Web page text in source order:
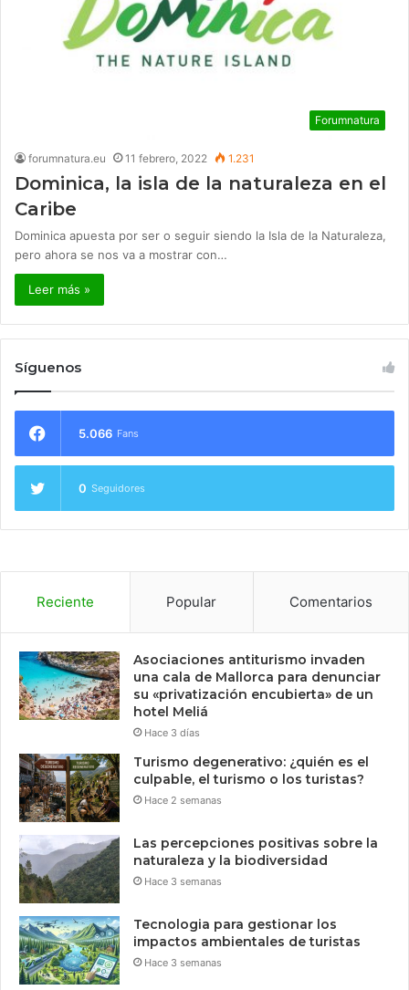
Forumnatura
forumnatura.eu 11 febrero, 2022 1.231
Dominica, la isla de la naturaleza en el
Caribe
Dominica apuesta por ser o seguir siendo la Isla de la Naturaleza,
pero ahora se nos va a mostrar con…
Leer más »
Síguenos
5.066 Fans
0 Seguidores
Reciente Popular Comentarios
Asociaciones antiturismo invaden
una cala de Mallorca para denunciar
su «privatización encubierta» de un
hotel Meliá
Hace 3 días
Turismo degenerativo: ¿quién es el
culpable, el turismo o los turistas?
Hace 2 semanas
Las percepciones positivas sobre la
naturaleza y la biodiversidad
Hace 3 semanas
Tecnologia para gestionar los
impactos ambientales de turistas
Hace 3 semanas